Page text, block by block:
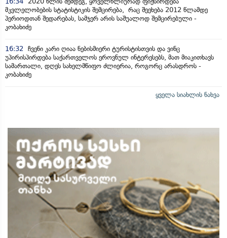
მკვლელობების სტატისტიკის შემცირება, რაც შეეხება 2012 წლამდე
პერიოდთან შედარებას, სამჯერ არის საშუალოდ შემცირებული -
კობახიძე
16:32
ჩვენი კარი ღიაა ნებისმიერი ტურისტისთვის და ვინც
უპირისპირდება საქართველოს ეროვნულ ინტერესებს, მათ მიაკითხავს
სამართალი, დღეს სახელმწიფო ძლიერია, როგორც არასდროს -
კობახიძე
ყველა სიახლის ნახვა